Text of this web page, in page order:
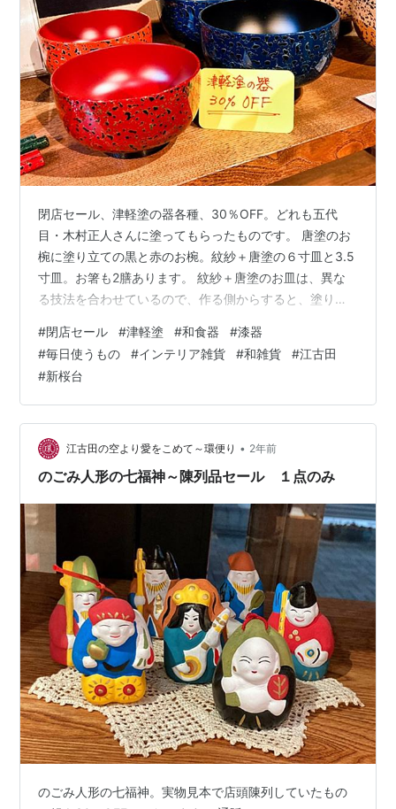
閉店セール、津軽塗の器各種、30％OFF。どれも五代
目・木村正人さんに塗ってもらったものです。 唐塗のお
椀に塗り立ての黒と赤のお椀。紋紗＋唐塗の６寸皿と3.5
寸皿。お箸も2膳あります。 紋紗＋唐塗のお皿は、異な
る技法を合わせているので、作る側からすると、塗りに
た当店のオリジナル仕様。 通販→https://goo.gl/KBSPjx
#閉店セール #津軽塗 #和食器 #漆器 #毎日使うもの #イ
ンテリア雑貨 #和雑貨 #江古田 #新桜台 #商店街 #西武池
袋線 #練馬区 #贈り物 #プレゼント #ギフト
#閉店セール #津軽塗 #和食器 #漆器
#毎日使うもの #インテリア雑貨 #和雑貨 #江古田
#新桜台
江古田の空より愛をこめて～環便り • 2年前
のごみ人形の七福神～陳列品セール １点のみ
のごみ人形の七福神。実物見本で店頭陳列していたもの